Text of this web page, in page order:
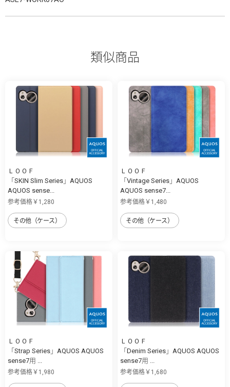
類似商品
ＬＯＯＦ
「SKIN Slim Series」AQUOS
AQUOS sense...
参考価格￥1,280
その他（ケース）
ＬＯＯＦ
「Vintage Series」AQUOS
AQUOS sense7...
参考価格￥1,480
その他（ケース）
ＬＯＯＦ
「Strap Series」AQUOS AQUOS
sense7用 ...
参考価格￥1,980
ＬＯＯＦ
「Denim Series」AQUOS AQUOS
sense7用 ...
参考価格￥1,680